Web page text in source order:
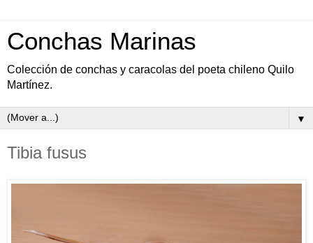
Conchas Marinas
Colección de conchas y caracolas del poeta chileno Quilo
Martínez.
▼
Tibia fusus